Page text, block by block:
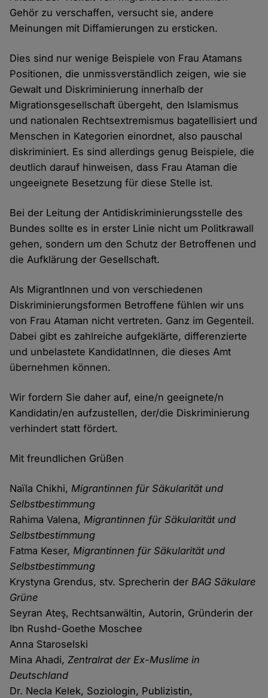
Gehör zu verschaffen, versucht sie, andere
Meinungen mit Diffamierungen zu ersticken.
Dies sind nur wenige Beispiele von Frau Atamans
Positionen, die unmissverständlich zeigen, wie sie
Gewalt und Diskriminierung innerhalb der
Migrationsgesellschaft übergeht, den Islamismus
und nationalen Rechtsextremismus bagatellisiert und
Menschen in Kategorien einordnet, also pauschal
diskriminiert. Es sind allerdings genug Beispiele, die
deutlich darauf hinweisen, dass Frau Ataman die
ungeeignete Besetzung für diese Stelle ist.
Bei der Leitung der Antidiskriminierungsstelle des
Bundes sollte es in erster Linie nicht um Politkrawall
gehen, sondern um den Schutz der Betroffenen und
die Aufklärung der Gesellschaft.
Als MigrantInnen und von verschiedenen
Diskriminierungsformen Betroffene fühlen wir uns
von Frau Ataman nicht vertreten. Ganz im Gegenteil.
Dabei gibt es zahlreiche aufgeklärte, differenzierte
und unbelastete KandidatInnen, die dieses Amt
übernehmen können.
Wir fordern Sie daher auf, eine/n geeignete/n
Kandidatin/en aufzustellen, der/die Diskriminierung
verhindert statt fördert.
Mit freundlichen Grüßen
Naïla Chikhi,Migrantinnen für Säkularität und
Selbstbestimmung
Rahima Valena,Migrantinnen für Säkularität und
Selbstbestimmung
Fatma Keser,Migrantinnen für Säkularität und
Selbstbestimmung
Krystyna Grendus, stv. Sprecherin derBAG Säkulare
Grüne
Seyran Ateş, Rechtsanwältin, Autorin, Gründerin der
Ibn Rushd-Goethe Moschee
Anna Staroselski
Mina Ahadi,Zentralrat der Ex-Muslime in
Deutschland
Dr. Necla Kelek, Soziologin, Publizistin,